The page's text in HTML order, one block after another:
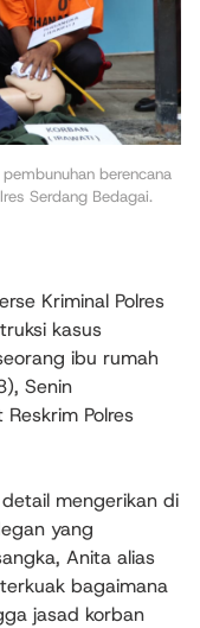
berencana
Serdang Bedagai.
Kriminal Polres
kasus
ibu rumah
Senin
Polres
mengerikan di
yang
Anita alias
bagaimana
jasad korban